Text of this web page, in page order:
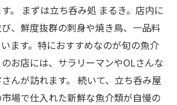
。 まずは立ち呑み処 まるき。店内に
、鮮度抜群の刺身や焼き鳥、一品料
ます。特におすすめなのが旬の魚介
お店には、サラリーマンやOLさんな
んが訪れます。 続いて、立ち呑み屋
場で仕入れた新鮮な魚介類が自慢の